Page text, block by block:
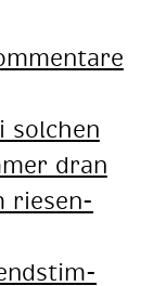
sol­chen
dran
rie­sen­